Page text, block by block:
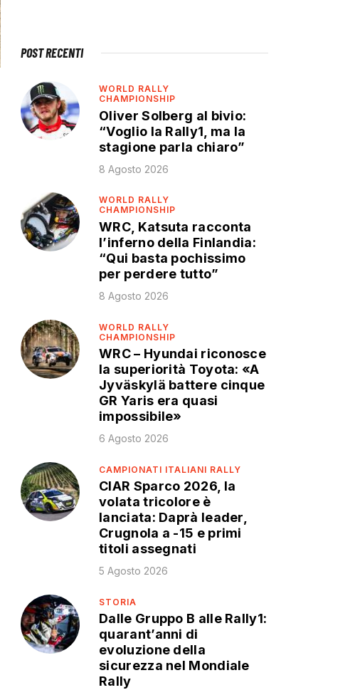
POST RECENTI
WORLD RALLY
CHAMPIONSHIP
Oliver Solberg al bivio:
“Voglio la Rally1, ma la
stagione parla chiaro”
8 Agosto 2026
WORLD RALLY
CHAMPIONSHIP
WRC, Katsuta racconta
l’inferno della Finlandia:
“Qui basta pochissimo
per perdere tutto”
8 Agosto 2026
WORLD RALLY
CHAMPIONSHIP
WRC – Hyundai riconosce
la superiorità Toyota: «A
Jyväskylä battere cinque
GR Yaris era quasi
impossibile»
6 Agosto 2026
CAMPIONATI ITALIANI RALLY
CIAR Sparco 2026, la
volata tricolore è
lanciata: Daprà leader,
Crugnola a -15 e primi
titoli assegnati
5 Agosto 2026
STORIA
Dalle Gruppo B alle Rally1:
quarant’anni di
evoluzione della
sicurezza nel Mondiale
Rally